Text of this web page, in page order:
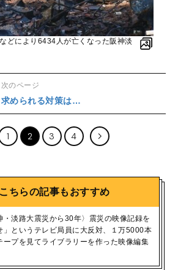
どにより6434人が亡くなった阪神淡
次のページ
求められる対策は…
1 2 3 4
こちらの記事もおすすめ
・淡路大震災から30年〉震災の映像記録を
」というテレビ局員に大反対、１万5000本
ープを見てライブラリーを作った映像編集